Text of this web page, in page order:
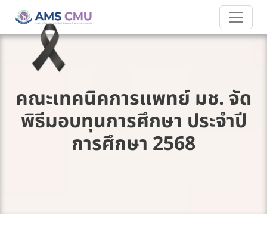
คณะเทคนิคการแพทย์ มช. จัด
พิธีมอบทุนการศึกษา ประจำปี
การศึกษา 2568